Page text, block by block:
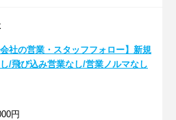
会社の営業・スタッフフォロー】新規
/飛び込み営業なし/営業ノルマなし
円